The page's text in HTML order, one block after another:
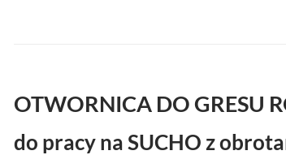
OTWORNICA DO GRESU
do pracy na SUCHO z